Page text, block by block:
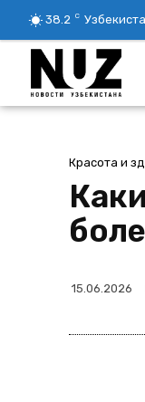
38.2 C
Красота и
15.06.2026